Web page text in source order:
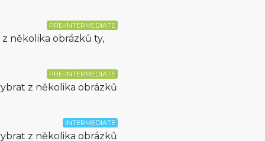
PRE-INTERMEDIATE
několika obrázků ty,
PRE-INTERMEDIATE
z několika obrázků
INTERMEDIATE
z několika obrázků